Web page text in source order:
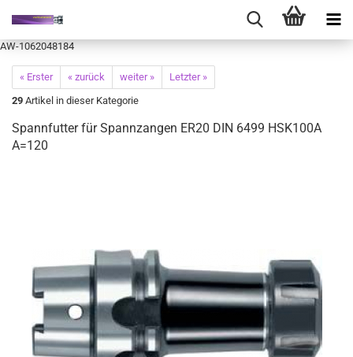
AW-1062048184
« Erster « zurück weiter »
Letzter »
29 Artikel in dieser Kategorie
Spannfutter für Spannzangen ER20 DIN 6499 HSK100A
A=120